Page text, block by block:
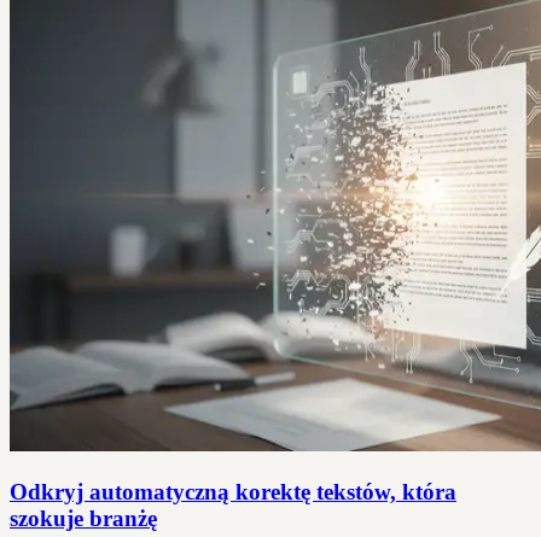
Odkryj automatyczną korektę tekstów, która
szokuje branżę